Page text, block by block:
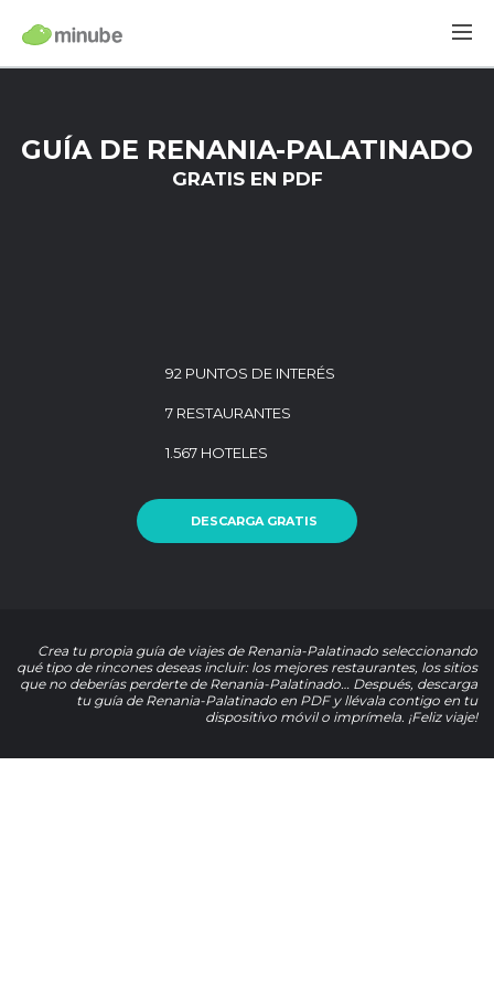
GUÍA DE RENANIA-PALATINADO
GRATIS EN PDF
92 PUNTOS DE INTERÉS
7 RESTAURANTES
1.567 HOTELES
DESCARGA GRATIS
Crea tu propia guía de viajes de Renania-Palatinado seleccionando
qué tipo de rincones deseas incluir: los mejores restaurantes, los sitios
que no deberías perderte de Renania-Palatinado… Después, descarga
tu guía de Renania-Palatinado en PDF y llévala contigo en tu
dispositivo móvil o imprímela. ¡Feliz viaje!